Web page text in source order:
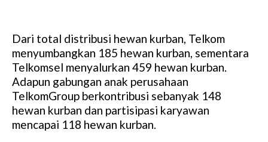
Dari total distribusi hewan kurban, Telkom
menyumbangkan 185 hewan kurban, sementara
Telkomsel menyalurkan 459 hewan kurban.
Adapun gabungan anak perusahaan
TelkomGroup berkontribusi sebanyak 148
hewan kurban dan partisipasi karyawan
mencapai 118 hewan kurban.